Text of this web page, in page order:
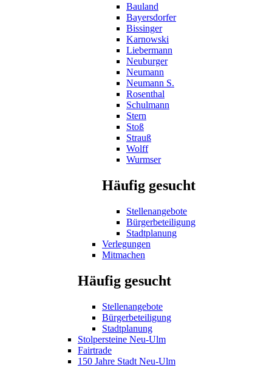
Bauland
Bayersdorfer
Bissinger
Karnowski
Liebermann
Neuburger
Neumann
Neumann S.
Rosenthal
Schulmann
Stern
Stoß
Strauß
Wolff
Wurmser
Häufig gesucht
Stellenangebote
Bürgerbeteiligung
Stadtplanung
Verlegungen
Mitmachen
Häufig gesucht
Stellenangebote
Bürgerbeteiligung
Stadtplanung
Stolpersteine Neu-Ulm
Fairtrade
150 Jahre Stadt Neu-Ulm